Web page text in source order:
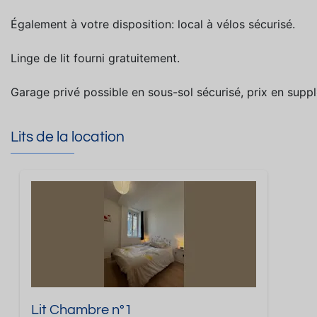
Également à votre disposition: local à vélos sécurisé.
Linge de lit fourni gratuitement.
Garage privé possible en sous-sol sécurisé, prix en
Lits de la location
Lit Chambre n°1